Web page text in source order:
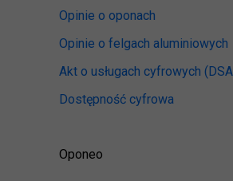
Opinie o oponach
Opinie o felgach aluminiowych
Akt o usługach cyfrowych
Dostępność cyfrowa
Oponeo